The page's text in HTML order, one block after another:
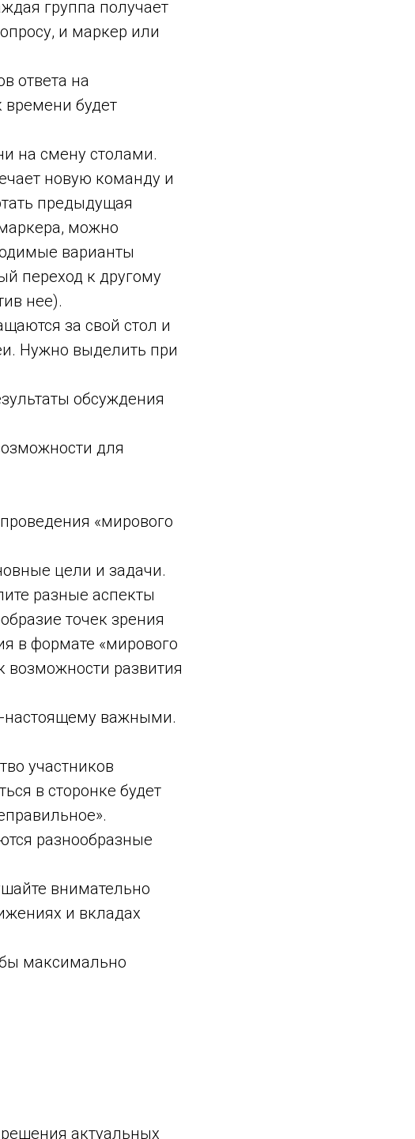
группа получает
и маркер или
ответа на
будет
на смену столами.
новую команду и
предыдущая
можно
варианты
переход к другому
нее).
за свой стол и
Нужно выделить при
обсуждения
для
«мирового
цели и задачи.
разные аспекты
точек зрения
в формате «мирового
возможности развития
настоящему важными.
участников
в сторонке будет
разнообразные
внимательно
и вкладах
максимально
актуальных